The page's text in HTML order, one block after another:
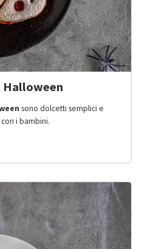
sono dolcetti semplici e
i bambini.